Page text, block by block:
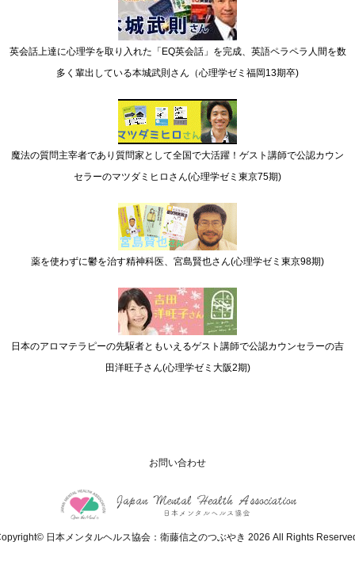
英会話上達に心理学を取り入れた「EQ英会話」を完成、英語ペラペラ人間を数
多く輩出している本城武則さん（心理学ゼミ福岡13期卒)
魔法の質問主宰者であり質問家として全国で大活躍！ゲスト講師で公認カウン
セラーのマツダミヒロさん(心理学ゼミ東京75期)
薬を使わずに鬱を治す精神科医、宮島賢也さん(心理学ゼミ東京98期)
日本のアロマテラピーの先駆者ともいえるゲスト講師で公認カウンセラーの吉
田洋旺子さん(心理学ゼミ大阪2期)
お問い合わせ
日本メンタルヘルス協会：衛藤信之のつぶやき 2026 All Rights